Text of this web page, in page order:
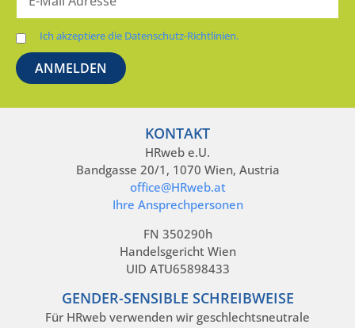
Ich akzeptiere die Datenschutz-Richtlinien.
KONTAKT
HRweb e.U.
Bandgasse 20/1, 1070 Wien, Austria
office@HRweb.at
Ihre Ansprechpersonen
FN 350290h
Handelsgericht Wien
UID ATU65898433
GENDER-SENSIBLE SCHREIBWEISE
Für HRweb verwenden wir geschlechtsneutrale